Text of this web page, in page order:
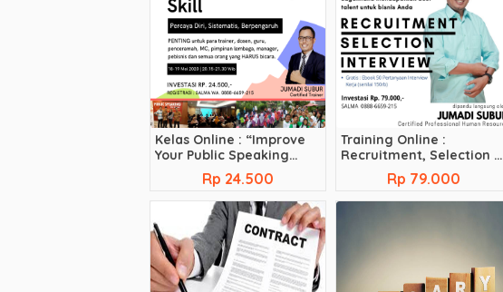
Kelas Online : “Improve
Your Public Speaking
Rp 24.500
Training Online :
Recruitment, Selection &
Teknik Interview
Rp 79.000